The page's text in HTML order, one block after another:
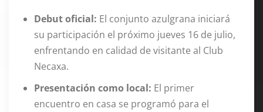
Debut oficial: El conjunto azulgrana iniciará
su participación el próximo jueves 16 de julio,
enfrentando en calidad de visitante al Club
Necaxa.
Presentación como local: El primer
encuentro en casa se programó para el